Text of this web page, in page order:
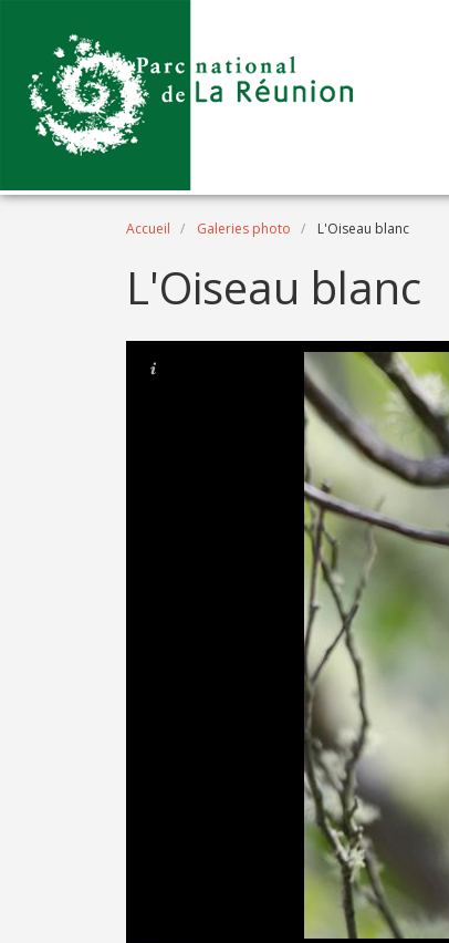
Fil d'Ariane
Accueil Galeries photo L'Oiseau blanc
L'Oiseau blanc